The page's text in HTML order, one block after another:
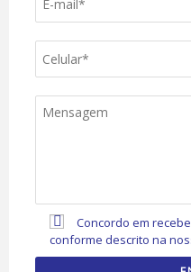
Concordo em
conforme descrito na